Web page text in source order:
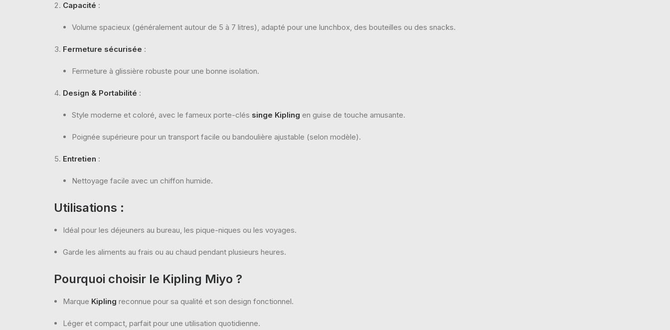
Capacité :
Volume spacieux (généralement autour de 5 à 7 litres), adapté pour une lunchbox, des bouteilles ou des snacks.
Fermeture sécurisée :
Fermeture à glissière robuste pour une bonne isolation.
Design & Portabilité :
Style moderne et coloré, avec le fameux porte-clés singe Kipling en guise de touche amusante.
Poignée supérieure pour un transport facile ou bandoulière ajustable (selon modèle).
Entretien :
Nettoyage facile avec un chiffon humide.
Utilisations :
Idéal pour les déjeuners au bureau, les pique-niques ou les voyages.
Garde les aliments au frais ou au chaud pendant plusieurs heures.
Pourquoi choisir le Kipling Miyo ?
Marque Kipling reconnue pour sa qualité et son design fonctionnel.
Léger et compact, parfait pour une utilisation quotidienne.